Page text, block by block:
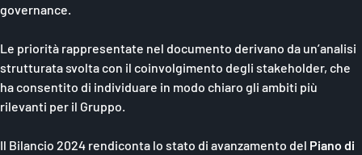
governance.
Le priorità rappresentate nel documento derivano da un’analisi
strutturata svolta con il coinvolgimento degli stakeholder, che
ha consentito di individuare in modo chiaro gli ambiti più
rilevanti per il Gruppo.
Il Bilancio 2024 rendiconta lo stato di avanzamento del Piano di